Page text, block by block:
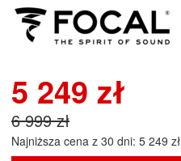
5 249 zł
6 999 zł
Najniższa cena z 30 dni: 5 249 zł